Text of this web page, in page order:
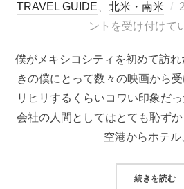
TRAVEL GUIDE
北米・南米
ントを受け付けて
僕がメキシコシティを初めて訪
きの僕にとって数々の映画から
リヒリするくらいコワい印象だ
会社の人間としてはとても恥ず
空港からホテ
続きを読む“